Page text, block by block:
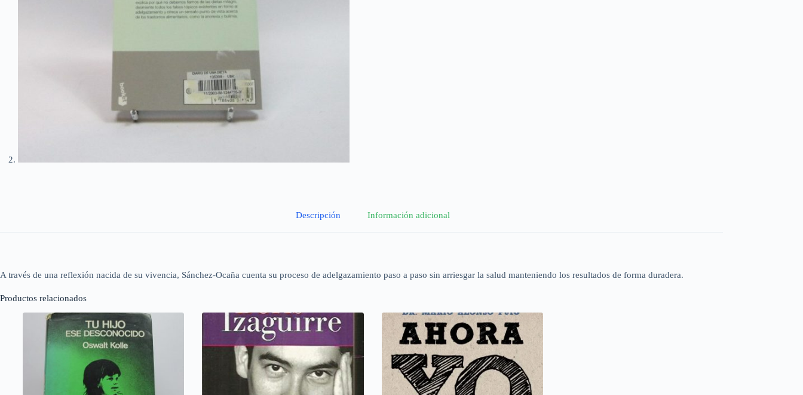
Descripción Información adicional
A través de una reflexión nacida de su vivencia, Sánchez-Ocaña cuenta su proceso de adelgazamiento paso a paso sin arriesgar la salud manteniendo los resultados de forma duradera.
Productos relacionados